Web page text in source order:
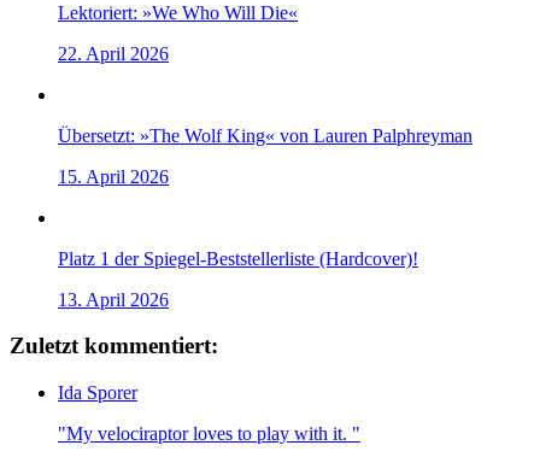
Lektoriert: »We Who Will Die«
22. April 2026
Übersetzt: »The Wolf King« von Lauren Palphreyman
15. April 2026
Platz 1 der Spiegel-Beststellerliste (Hardcover)!
13. April 2026
Zuletzt kommentiert:
Ida Sporer
"My velociraptor loves to play with it. "